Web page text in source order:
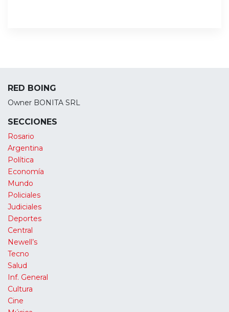
RED BOING
Owner BONITA SRL
SECCIONES
Rosario
Argentina
Política
Economía
Mundo
Policiales
Judiciales
Deportes
Central
Newell’s
Tecno
Salud
Inf. General
Cultura
Cine